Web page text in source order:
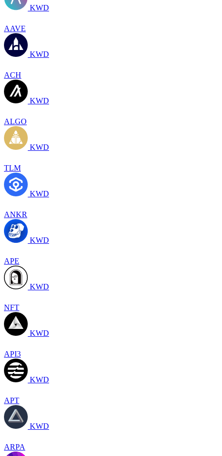
KWD
AAVE
KWD
ACH
KWD
ALGO
KWD
TLM
KWD
ANKR
KWD
APE
KWD
NFT
KWD
API3
KWD
APT
KWD
ARPA